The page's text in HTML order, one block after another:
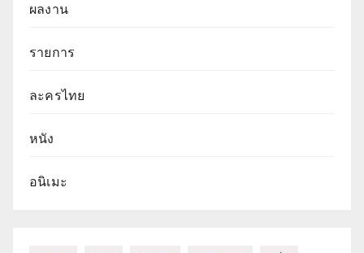
ผลงาน
รายการ
ละครไทย
หนัง
อนิเมะ